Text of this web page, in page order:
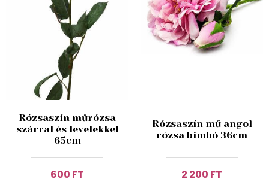
Rózsaszín műrózsa
szárral és levelekkel
65cm
600 FT
Rózsaszín mű angol
rózsa bimbó 36cm
2 200 FT